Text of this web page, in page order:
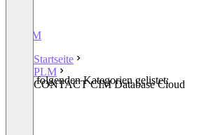
PLM
Startseite
PLM
CONTACT CIM Database Cloud
In den folgenden Kategorien gelistet: